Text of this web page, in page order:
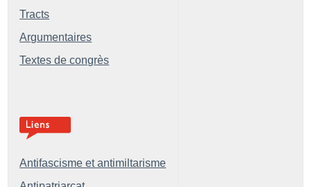
Tracts
Argumentaires
Textes de congrès
Antifascisme et antimiltarisme